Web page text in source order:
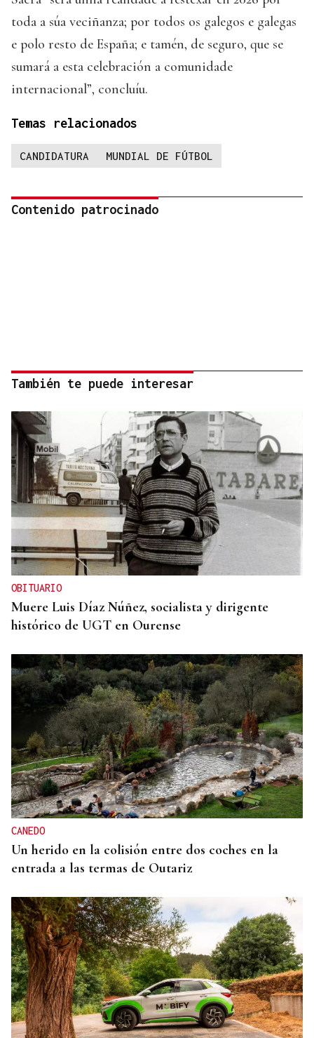
toda a súa veciñanza; por todos os galegos e galegas
e polo resto de España; e tamén, de seguro, que se
sumará a esta celebración a comunidade
internacional”, concluíu.
Temas relacionados
CANDIDATURA MUNDIAL DE FÚTBOL
Contenido patrocinado
También te puede interesar
OBITUARIO
Muere Luis Díaz Núñez, socialista y dirigente
histórico de UGT en Ourense
CANEDO
Un herido en la colisión entre dos coches en la
entrada a las termas de Outariz